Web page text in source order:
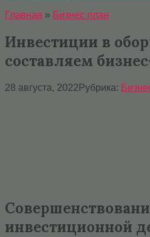
Главная » Бизнес план
Инвестиции в
составляем
28 августа, 2022 Рубрика:
инвестиционной